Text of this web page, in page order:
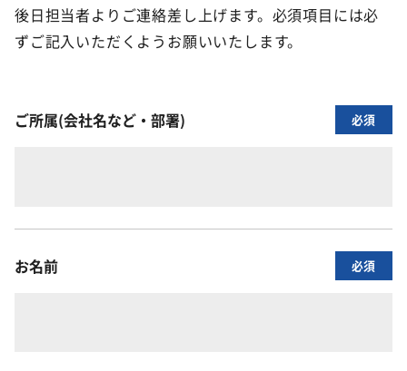
後日担当者よりご連絡差し上げます。必須項目には必
ずご記入いただくようお願いいたします。
ご所属(会社名など・部署) 必須
お名前 必須